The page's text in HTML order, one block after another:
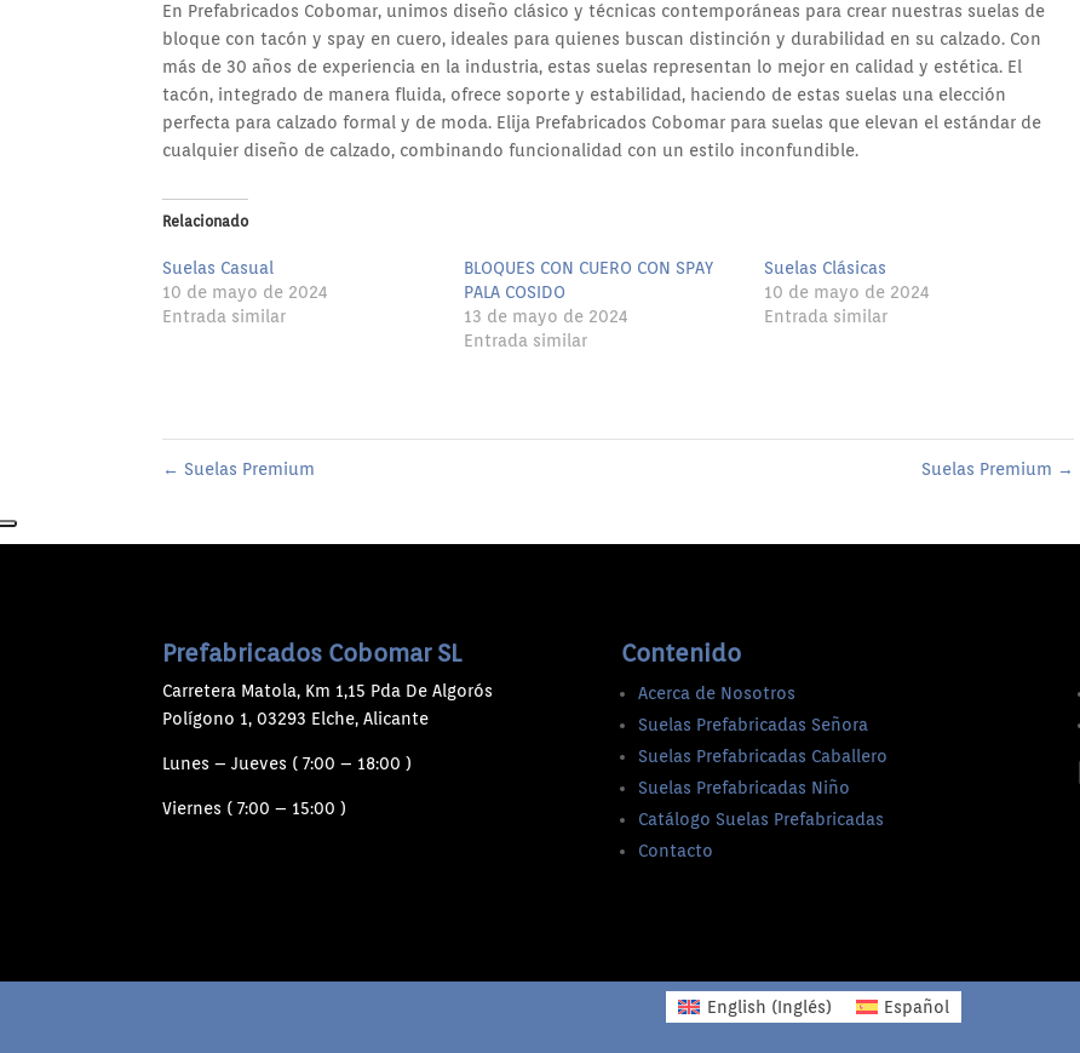
En Prefabricados Cobomar, unimos diseño clásico y técnicas contemporáneas para crear nuestras suelas de
bloque con tacón y spay en cuero, ideales para quienes buscan distinción y durabilidad en su calzado. Con
más de 30 años de experiencia en la industria, estas suelas representan lo mejor en calidad y estética. El
tacón, integrado de manera fluida, ofrece soporte y estabilidad, haciendo de estas suelas una elección
perfecta para calzado formal y de moda. Elija Prefabricados Cobomar para suelas que elevan el estándar de
cualquier diseño de calzado, combinando funcionalidad con un estilo inconfundible.
Relacionado
Suelas Casual
10 de mayo de 2024
Entrada similar
BLOQUES CON CUERO CON SPAY
PALA COSIDO
13 de mayo de 2024
Entrada similar
Suelas Clásicas
10 de mayo de 2024
Entrada similar
← Suelas Premium Suelas Premium →
Prefabricados Cobomar SL
Carretera Matola, Km 1,15 Pda De Algorós
Polígono 1, 03293 Elche, Alicante
Lunes – Jueves ( 7:00 – 18:00 )
Viernes ( 7:00 – 15:00 )
Contenido
Acerca de Nosotros
Suelas Prefabricadas Señora
Suelas Prefabricadas Caballero
Suelas Prefabricadas Niño
Catálogo Suelas Prefabricadas
Contacto
English (Inglés) Español